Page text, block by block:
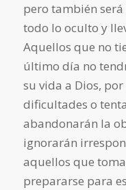
pero también
todo lo oculto y
Aquellos que no
último día no
su vida a Dios,
dificultades o
abandonarán la
ignorarán
aquellos que
prepararse para